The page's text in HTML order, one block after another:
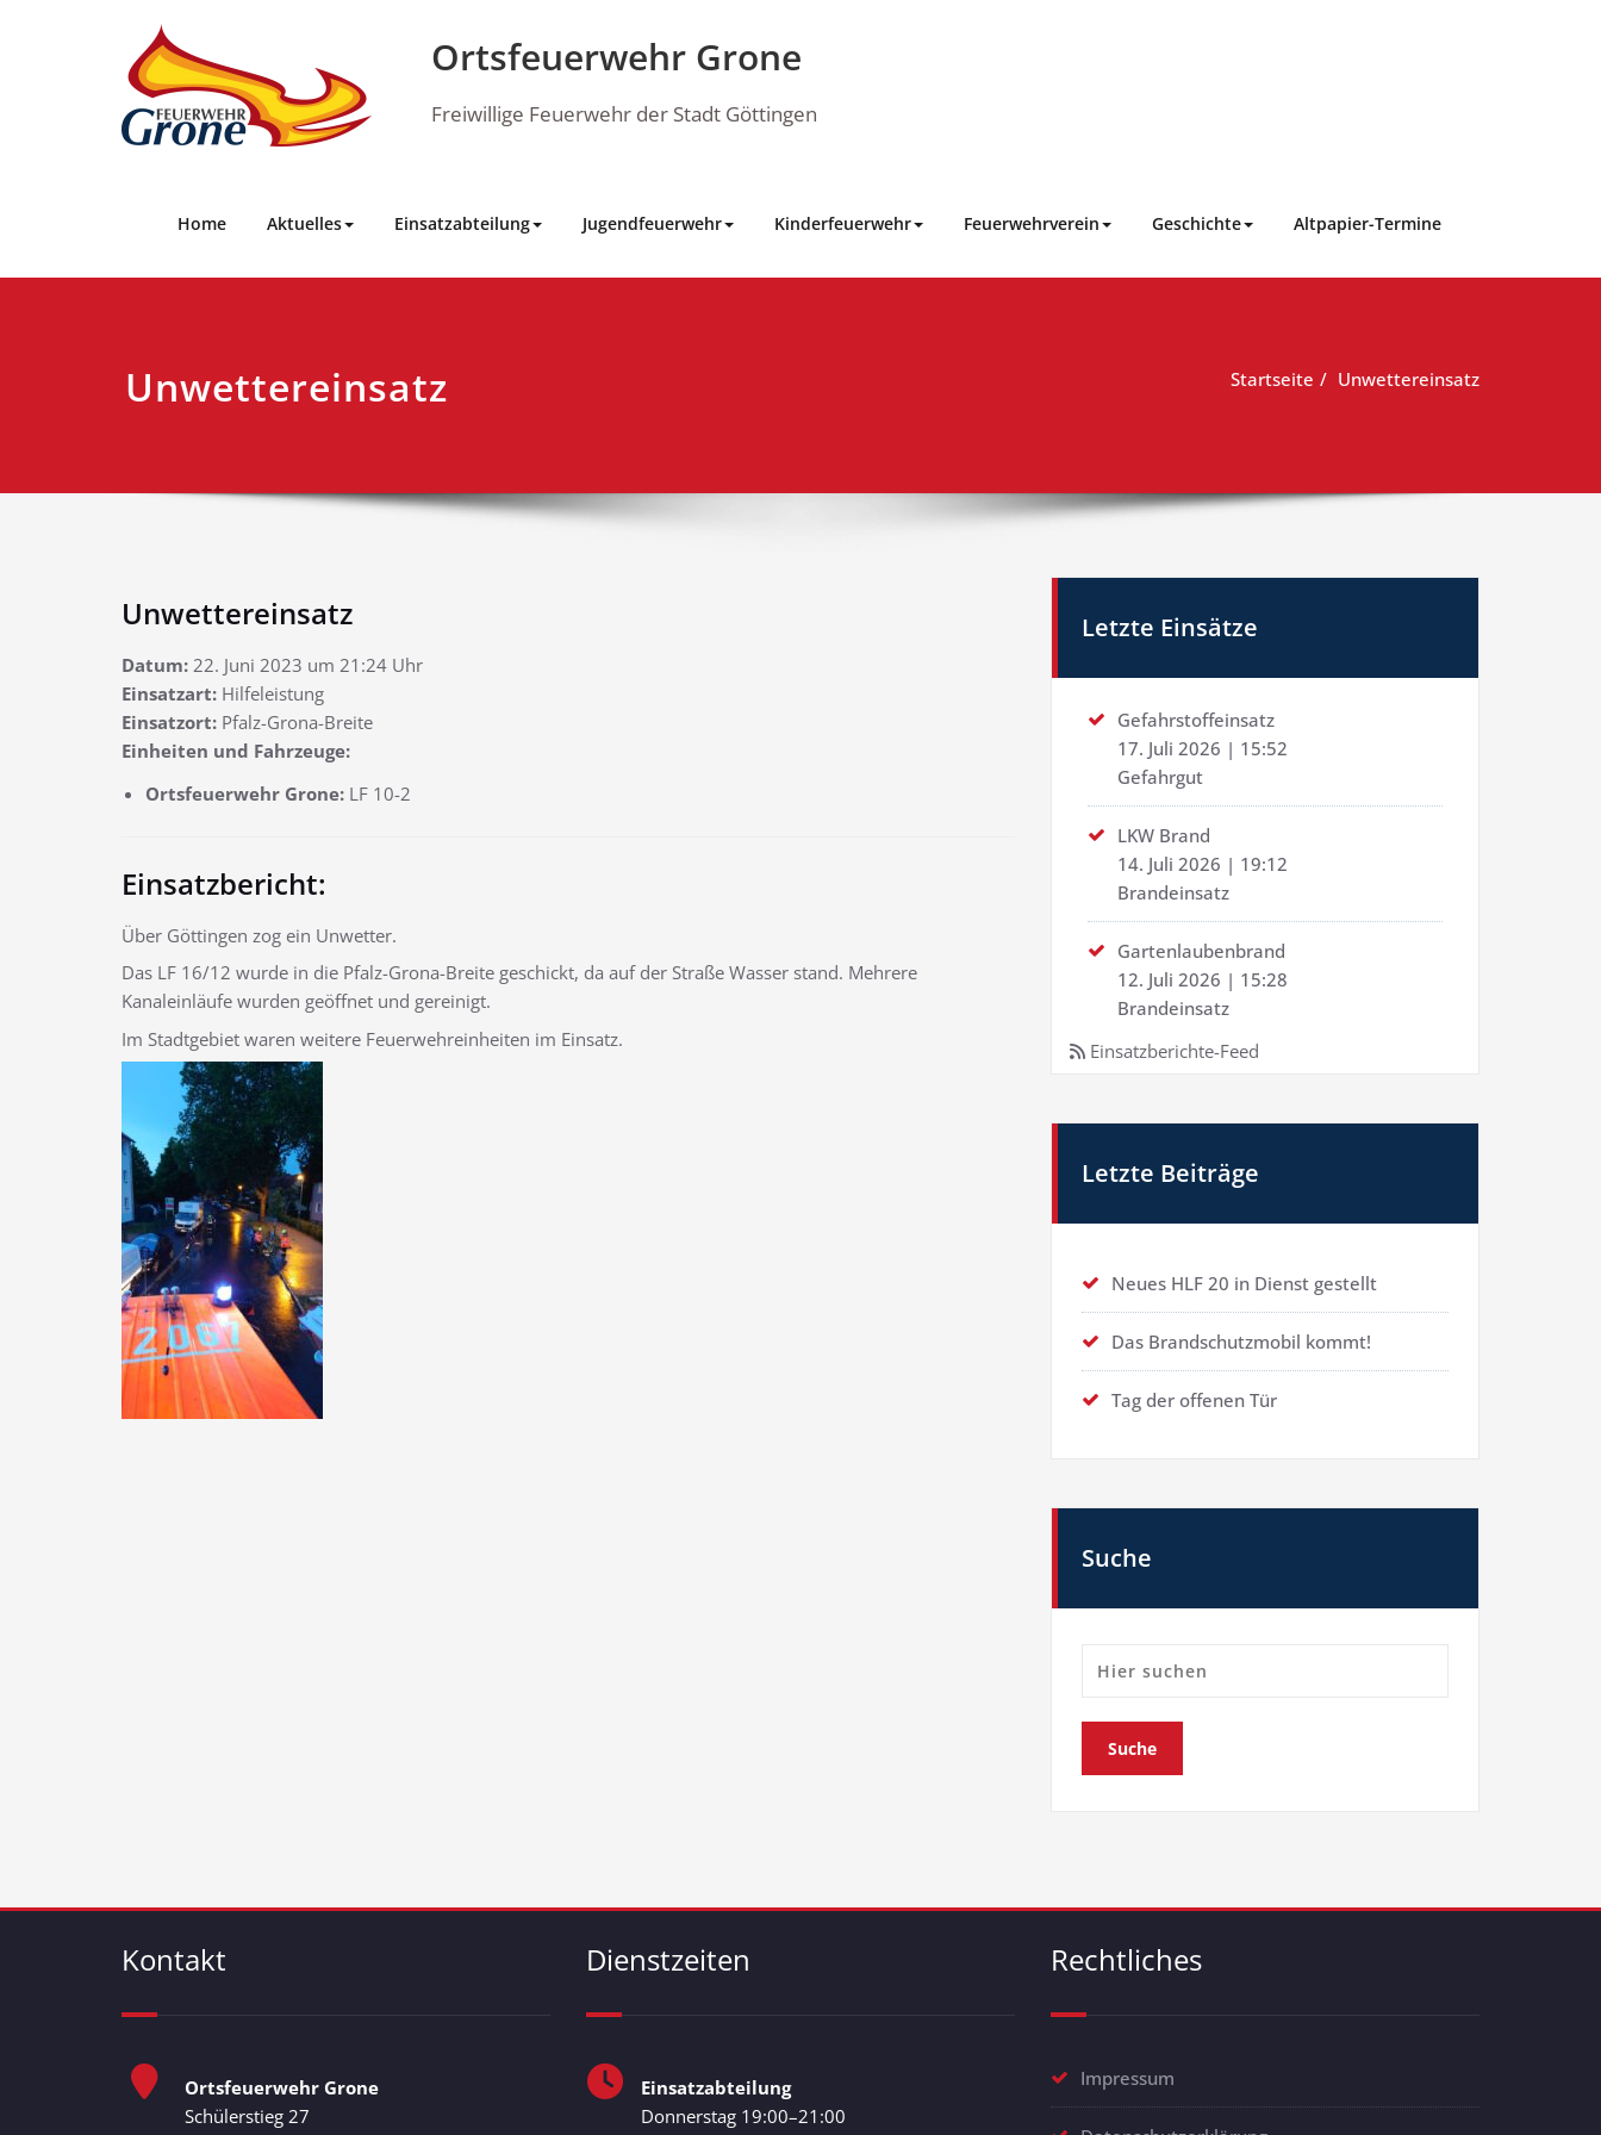
Ortsfeuerwehr Grone
Freiwillige Feuerwehr der Stadt Göttingen
Home Aktuelles Einsatzabteilung Jugendfeuerwehr Kinderfeuerwehr Feuerwehrverein Geschichte Altpapier-Termine
Unwettereinsatz Startseite Unwettereinsatz
Unwettereinsatz
Datum: 22. Juni 2023 um 21:24 Uhr
Einsatzart: Hilfeleistung
Einsatzort: Pfalz-Grona-Breite
Einheiten und Fahrzeuge:
Ortsfeuerwehr Grone: LF 10-2
Einsatzbericht:
Über Göttingen zog ein Unwetter.
Das LF 16/12 wurde in die Pfalz-Grona-Breite geschickt, da auf der Straße Wasser stand. Mehrere
Kanaleinläufe wurden geöffnet und gereinigt.
Im Stadtgebiet waren weitere Feuerwehreinheiten im Einsatz.
Letzte Einsätze
Gefahrstoffeinsatz
17. Juli 2026 | 15:52
Gefahrgut
LKW Brand
14. Juli 2026 | 19:12
Brandeinsatz
Gartenlaubenbrand
12. Juli 2026 | 15:28
Brandeinsatz
Einsatzberichte-Feed
Letzte Beiträge
Neues HLF 20 in Dienst gestellt
Das Brandschutzmobil kommt!
Tag der offenen Tür
Suche
Kontakt
Ortsfeuerwehr Grone
Schülerstieg 27
Dienstzeiten
Einsatzabteilung
Donnerstag 19:00–21:00
Rechtliches
Impressum